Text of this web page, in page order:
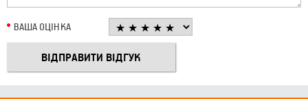
ВАША ОЦІНКА